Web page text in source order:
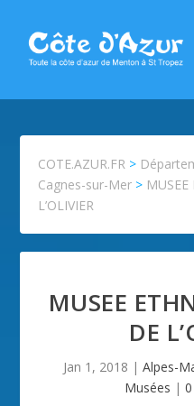
COTE.AZUR.FR >
Cagnes-sur-Mer >
L’OLIVIER
MUSEE
DE
Jan 1, 2018 | Alpes-
Musées | 0